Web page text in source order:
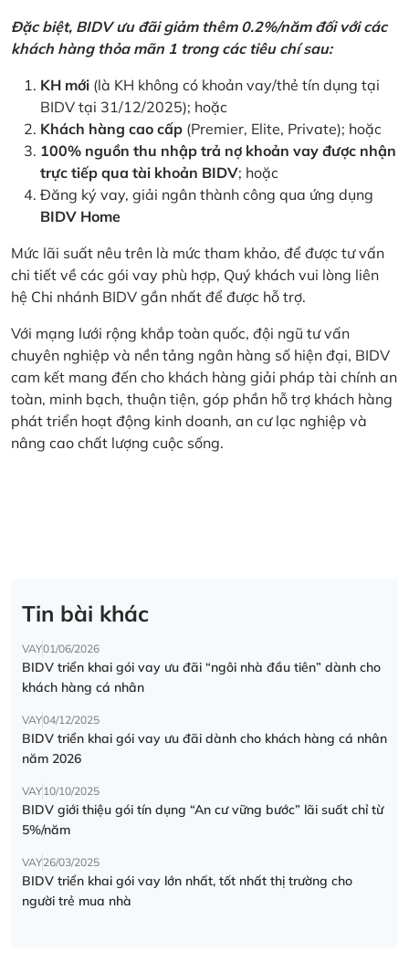
Đặc biệt, BIDV ưu đãi giảm thêm 0.2%/năm đối với các
khách hàng thỏa mãn 1 trong các tiêu chí sau:
KH mới (là KH không có khoản vay/thẻ tín dụng tại
BIDV tại 31/12/2025); hoặc
Khách hàng cao cấp (Premier, Elite, Private); hoặc
100% nguồn thu nhập trả nợ khoản vay được nhận
trực tiếp qua tài khoản BIDV; hoặc
Đăng ký vay, giải ngân thành công qua ứng dụng
BIDV Home
Mức lãi suất nêu trên là mức tham khảo, để được tư vấn
chi tiết về các gói vay phù hợp, Quý khách vui lòng liên
hệ Chi nhánh BIDV gần nhất để được hỗ trợ.
Với mạng lưới rộng khắp toàn quốc, đội ngũ tư vấn
chuyên nghiệp và nền tảng ngân hàng số hiện đại, BIDV
cam kết mang đến cho khách hàng giải pháp tài chính an
toàn, minh bạch, thuận tiện, góp phần hỗ trợ khách hàng
phát triển hoạt động kinh doanh, an cư lạc nghiệp và
nâng cao chất lượng cuộc sống.
Tin bài khác
VAY01/06/2026
BIDV triển khai gói vay ưu đãi “ngôi nhà đầu tiên” dành cho
khách hàng cá nhân
VAY04/12/2025
BIDV triển khai gói vay ưu đãi dành cho khách hàng cá nhân
năm 2026
VAY10/10/2025
BIDV giới thiệu gói tín dụng “An cư vững bước” lãi suất chỉ từ
5%/năm
VAY26/03/2025
BIDV triển khai gói vay lớn nhất, tốt nhất thị trường cho
người trẻ mua nhà